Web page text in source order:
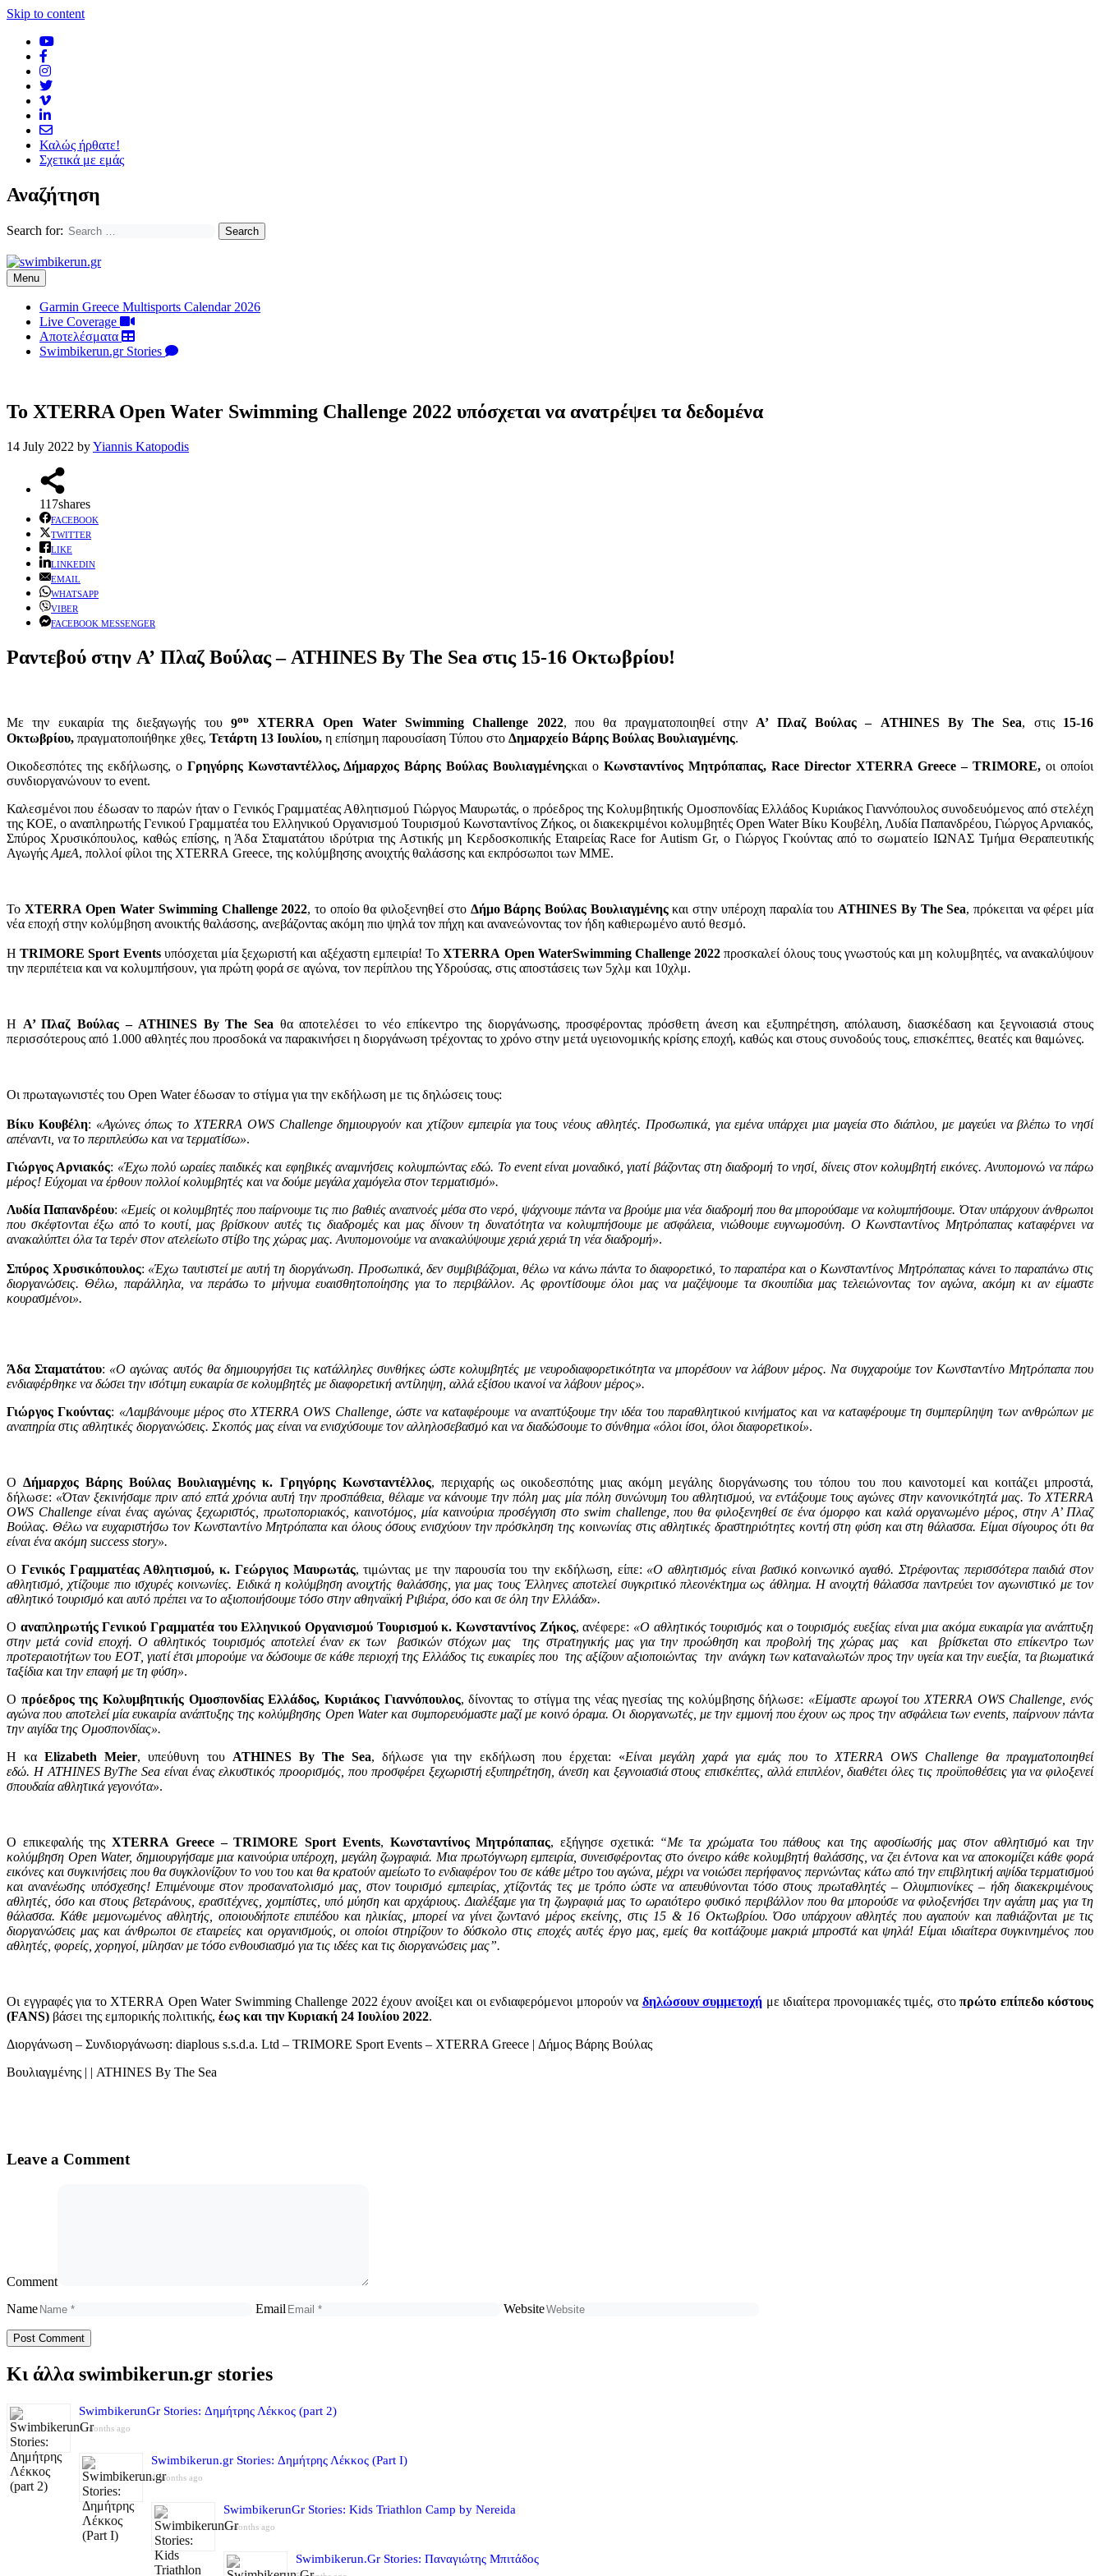
Skip to content
Καλώς ήρθατε!
Σχετικά με εμάς
Αναζήτηση
Search for:
Menu
Garmin Greece Multisports Calendar 2026
Live Coverage
Αποτελέσματα
Swimbikerun.gr Stories
Το XTERRA Open Water Swimming Challenge 2022 υπόσχεται να ανατρέψει τα δεδομένα
14 July 2022 byYiannis Katopodis
117shares
FACEBOOK
TWITTER
LIKE
LINKEDIN
EMAIL
WHATSAPP
VIBER
FACEBOOK MESSENGER
Ραντεβού στην Α’ Πλαζ Βούλας – ATHINES By The Sea στις 15-16 Οκτωβρίου!
Με την ευκαιρία της διεξαγωγής του 9ου XTERRA Open Water Swimming Challenge 2022, που θα πραγματοποιηθεί στηνΑ’ Πλαζ Βούλας – ATHINES By The Sea, στις 15-16
Οκτωβρίου, πραγματοποιήθηκε χθες, Τετάρτη 13 Ιουλίου, η επίσημη παρουσίαση Τύπου στο Δημαρχείο Βάρης Βούλας Βουλιαγμένης.
Οικοδεσπότες της εκδήλωσης, ο Γρηγόρης Κωνσταντέλλος, Δήμαρχος Βάρης Βούλας Βουλιαγμένηςκαι ο Κωνσταντίνος Μητρόπαπας, Race Director XTERRA Greece – TRIMORE, οι οποίοι
συνδιοργανώνουν το event.
Καλεσμένοι που έδωσαν το παρών ήταν ο Γενικός Γραμματέας Αθλητισμού Γιώργος Μαυρωτάς, ο πρόεδρος της Κολυμβητικής Ομοσπονδίας Ελλάδος Κυριάκος Γιαννόπουλος συνοδευόμενος από στελέχη
της ΚΟΕ, ο αναπληρωτής Γενικού Γραμματέα του Ελληνικού Οργανισμού Τουρισμού Κωνσταντίνος Ζήκος, οι διακεκριμένοι κολυμβητές Open Water Βίκυ Κουβέλη, Λυδία Παπανδρέου, Γιώργος Αρνιακός,
Σπύρος Χρυσικόπουλος, καθώς επίσης, η Άδα Σταματάτου ιδρύτρια της Αστικής μη Κερδοσκοπικής Εταιρείας Race for Autism Gr, ο Γιώργος Γκούντας από το σωματείο ΙΩΝΑΣ Τμήμα Θεραπευτικής
Αγωγής ΑμεΑ, πολλοί φίλοι της XTERRA Greece, της κολύμβησης ανοιχτής θαλάσσης και εκπρόσωποι των ΜΜΕ.
Το XTERRA Open Water Swimming Challenge2022, το οποίο θα φιλοξενηθεί στο Δήμο Βάρης Βούλας Βουλιαγμένηςκαι στην υπέροχη παραλία του ATHINES By The Sea, πρόκειται να φέρει μία
νέα εποχή στην κολύμβηση ανοικτής θαλάσσης, ανεβάζοντας ακόμη πιο ψηλά τον πήχη και ανανεώνοντας τον ήδη καθιερωμένο αυτό θεσμό.
ΗTRIMORE Sport Eventsυπόσχεται μία ξεχωριστή και αξέχαστη εμπειρία! ΤοXTERRA Open WaterSwimming Challenge2022 προσκαλεί όλους τους γνωστούς και μη κολυμβητές, να ανακαλύψουν
την περιπέτεια και να κολυμπήσουν, για πρώτη φορά σε αγώνα, τον περίπλου της Υδρούσας, στις αποστάσεις των 5χλμ και 10χλμ.
Η Α’ Πλαζ Βούλας – ATHINES By The Sea θα αποτελέσει το νέο επίκεντρο της διοργάνωσης, προσφέροντας πρόσθετη άνεση και εξυπηρέτηση, απόλαυση, διασκέδαση και ξεγνοιασιά στους
περισσότερους από 1.000 αθλητές που προσδοκά να παρακινήσει η διοργάνωση τρέχοντας το χρόνο στην μετά υγειονομικής κρίσης εποχή, καθώς και στους συνοδούς τους, επισκέπτες, θεατές και θαμώνες.
Οι πρωταγωνιστές του Open Water έδωσαν το στίγμα για την εκδήλωση με τις δηλώσεις τους:
Βίκυ Κουβέλη: «Αγώνες όπως το XTERRA OWS Challengeδημιουργούν και χτίζουν εμπειρία για τους νέους αθλητές. Προσωπικά, για εμένα υπάρχει μια μαγεία στο διάπλου, με μαγεύει να βλέπω το νησί
απέναντι, να το περιπλεύσω και να τερματίσω».
Γιώργος Αρνιακός: «Έχω πολύ ωραίες παιδικές και εφηβικές αναμνήσεις κολυμπώντας εδώ. Το event είναι μοναδικό, γιατί βάζοντας στη διαδρομή το νησί, δίνεις στον κολυμβητή εικόνες. Ανυπομονώ να πάρω
μέρος! Εύχομαι να έρθουν πολλοί κολυμβητές και να δούμε μεγάλα χαμόγελα στον τερματισμό».
Λυδία Παπανδρέου: «Εμείς οι κολυμβητές που παίρνουμε τις πιο βαθιές αναπνοές μέσα στο νερό, ψάχνουμε πάντα να βρούμε μια νέα διαδρομή που θα μπορούσαμε να κολυμπήσουμε. Όταν υπάρχουν άνθρωποι
που σκέφτονται έξω από το κουτί, μας βρίσκουν αυτές τις διαδρομές και μας δίνουν τη δυνατότητα να κολυμπήσουμε με ασφάλεια, νιώθουμε ευγνωμοσύνη. Ο Κωνσταντίνος Μητρόπαπας καταφέρνει να
ανακαλύπτει όλα τα τερέν στον ατελείωτο στίβο της χώρας μας. Ανυπομονούμε να ανακαλύψουμε χεριά χεριά τη νέα διαδρομή».
Σπύρος Χρυσικόπουλος: «Έχω ταυτιστεί με αυτή τη διοργάνωση. Προσωπικά, δεν συμβιβάζομαι, θέλω να κάνω πάντα το διαφορετικό, το παραπέρα και ο Κωνσταντίνος Μητρόπαπας κάνει το παραπάνω στις
διοργανώσεις. Θέλω, παράλληλα, να περάσω το μήνυμα ευαισθητοποίησης για το περιβάλλον. Ας φροντίσουμε όλοι μας να μαζέψουμε τα σκουπίδια μας τελειώνοντας τον αγώνα, ακόμη κι αν είμαστε
κουρασμένοι».
Άδα Σταματάτου: «Ο αγώνας αυτός θα δημιουργήσει τις κατάλληλες συνθήκες ώστε κολυμβητές με νευροδιαφορετικότητα να μπορέσουν να λάβουν μέρος. Να συγχαρούμε τον Κωνσταντίνο Μητρόπαπα που
ενδιαφέρθηκε να δώσει την ισότιμη ευκαιρία σε κολυμβητές με διαφορετική αντίληψη, αλλά εξίσου ικανοί να λάβουν μέρος».
Γιώργος Γκούντας: «Λαμβάνουμε μέρος στο XTERRA OWS Challenge, ώστε να καταφέρουμε να αναπτύξουμε την ιδέα του παραθλητικού κινήματος και να καταφέρουμε τη συμπερίληψη των ανθρώπων με
αναπηρία στις αθλητικές διοργανώσεις. Σκοπός μας είναι να ενισχύσουμε τον αλληλοσεβασμό και να διαδώσουμε το σύνθημα «όλοι ίσοι, όλοι διαφορετικοί».
ΟΔήμαρχος Βάρης Βούλας Βουλιαγμένης κ. Γρηγόρης Κωνσταντέλλος, περιχαρής ως οικοδεσπότης μιας ακόμη μεγάλης διοργάνωσης του τόπου του που καινοτομεί και κοιτάζει μπροστά,
δήλωσε: «Όταν ξεκινήσαμε πριν από επτά χρόνια αυτή την προσπάθεια, θέλαμε να κάνουμε την πόλη μας μία πόλη συνώνυμη του αθλητισμού, να εντάξουμε τους αγώνες στην κανονικότητά μας. Το XTERRA
OWS Challenge είναι ένας αγώνας ξεχωριστός, πρωτοποριακός, καινοτόμος, μία καινούρια προσέγγιση στο swim challenge, που θα φιλοξενηθεί σε ένα όμορφο και καλά οργανωμένο μέρος, στην Α’ Πλαζ
Βούλας. Θέλω να ευχαριστήσω τον Κωνσταντίνο Μητρόπαπα και όλους όσους ενισχύουν την πρόσκληση της κοινωνίας στις αθλητικές δραστηριότητες κοντή στη φύση και στη θάλασσα. Είμαι σίγουρος ότι θα
είναι ένα ακόμη success story».
Ο Γενικός Γραμματέας Αθλητισμού, κ. Γεώργιος Μαυρωτάς, τιμώντας με την παρουσία του την εκδήλωση, είπε: «Ο αθλητισμός είναι βασικό κοινωνικό αγαθό. Στρέφοντας περισσότερα παιδιά στον
αθλητισμό, χτίζουμε πιο ισχυρές κοινωνίες. Ειδικά η κολύμβηση ανοιχτής θαλάσσης, για μας τους Έλληνες αποτελεί συγκριτικό πλεονέκτημα ως άθλημα. Η ανοιχτή θάλασσα παντρεύει τον αγωνιστικό με τον
αθλητικό τουρισμό και αυτό πρέπει να το αξιοποιήσουμε τόσο στην αθηναϊκή Ριβιέρα, όσο και σε όλη την Ελλάδα».
Ο αναπληρωτής Γενικού Γραμματέα του Ελληνικού Οργανισμού Τουρισμού κ. Κωνσταντίνος Ζήκος, ανέφερε: «Ο αθλητικός τουρισμός και ο τουρισμός ευεξίας είναι μια ακόμα ευκαιρία για ανάπτυξη
στην μετά covid εποχή. Ο αθλητικός τουρισμός αποτελεί έναν εκ των βασικών στόχων μας της στρατηγικής μας για την προώθηση και προβολή της χώρας μας και βρίσκεται στο επίκεντρο των
προτεραιοτήτων του ΕΟΤ, γιατί έτσι μπορούμε να δώσουμε σε κάθε περιοχή της Ελλάδος τις ευκαιρίες που της αξίζουν αξιοποιώντας την ανάγκη των καταναλωτών προς την υγεία και την ευεξία, τα βιωματικά
ταξίδια και την επαφή με τη φύση».
Ο πρόεδρος της Κολυμβητικής Ομοσπονδίας Ελλάδος, Κυριάκος Γιαννόπουλος, δίνοντας το στίγμα της νέας ηγεσίας της κολύμβησης δήλωσε: «Είμαστε αρωγοί του XTERRA OWS Challenge , ενός
αγώνα που αποτελεί μία ευκαιρία ανάπτυξης της κολύμβησης Open Waterκαι συμπορευόμαστε μαζί με κοινό όραμα. Οι διοργανωτές, με την εμμονή που έχουν ως προς την ασφάλεια τωνevents , παίρνουν πάντα
την αιγίδα της Ομοσπονδίας».
Η καElizabeth Meier, υπεύθυνη του ATHINES By The Sea, δήλωσε για την εκδήλωση που έρχεται: «Είναι μεγάλη χαρά για εμάς που το XTERRA OWS Challengeθα πραγματοποιηθεί
εδώ. Η ATHINES ByThe Sea είναι ένας ελκυστικός προορισμός, που προσφέρει ξεχωριστή εξυπηρέτηση, άνεση και ξεγνοιασιάστους επισκέπτες, αλλά επιπλέον, διαθέτει όλες τις προϋποθέσεις για να φιλοξενεί
σπουδαία αθλητικά γεγονότα».
Ο επικεφαλής τηςXTERRA Greece–TRIMORE Sport Events, Κωνσταντίνος Μητρόπαπας, εξήγησε σχετικά: “Με τα χρώματα του πάθους και της αφοσίωσής μας στον αθλητισμό και την
κολύμβηση Open Water, δημιουργήσαμε μια καινούρια υπέροχη, μεγάλη ζωγραφιά. Μια πρωτόγνωρη εμπειρία, συνεισφέροντας στο όνειρο κάθε κολυμβητή θαλάσσης, να ζει έντονα και να αποκομίζει κάθε φορά
εικόνες και συγκινήσεις που θα συγκλονίζουν το νου του και θα κρατούν αμείωτο το ενδιαφέρον του σε κάθε μέτρο του αγώνα, μέχρι να νοιώσει περήφανος περνώντας κάτω από την επιβλητική αψίδα τερματισμού
και ανανέωσης υπόσχεσης! Επιμένουμε στον προσανατολισμό μας, στον τουρισμό εμπειρίας, χτίζοντάς τες με τρόπο ώστε να απευθύνονται τόσο στους πρωταθλητές – Ολυμπιονίκες – ήδη διακεκριμένους
αθλητές, όσο και στους βετεράνους, ερασιτέχνες, χομπίστες, υπό μύηση και αρχάριους. Διαλέξαμε για τη ζωγραφιά μας το ωραιότερο φυσικό περιβάλλον που θα μπορούσε να φιλοξενήσει την αγάπη μας για τη
θάλασσα. Κάθε μεμονωμένος αθλητής, οποιουδήποτε επιπέδου και ηλικίας, μπορεί να γίνει ζωντανό μέρος εκείνης, στις 15 & 16 Οκτωβρίου. Όσο υπάρχουν αθλητές που αγαπούν και παθιάζονται με τις
διοργανώσεις μας και άνθρωποι σε εταιρείες και οργανισμούς, οι οποίοι στηρίζουν το δύσκολο στις εποχές αυτές έργο μας, εμείς θα κοιτάζουμε μακριά μπροστά και ψηλά! Είμαι ιδιαίτερα συγκινημένος που
αθλητές, φορείς, χορηγοί, μίλησαν με τόσο ενθουσιασμό για τις ιδέες και τις διοργανώσεις μας”.
Οι εγγραφές για το XTERRA Open Water Swimming Challenge 2022 έχουν ανοίξει και οι ενδιαφερόμενοι μπορούν να δηλώσουν συμμετοχή με ιδιαίτερα προνομιακές τιμές, στο πρώτο επίπεδο κόστους
(FANS) βάσει της εμπορικής πολιτικής, έως και την Κυριακή 24 Ιουλίου 2022.
Διοργάνωση – Συνδιοργάνωση: diaplous s.s.d.a. Ltd – TRIMORE Sport Events – XTERRA Greece | Δήμος Βάρης Βούλας
Βουλιαγμένης | | ATHINES By The Sea
Leave a Comment
Comment
Name
Email Website
Κι άλλα swimbikerun.gr stories
SwimbikerunGr Stories: Δημήτρης Λέκκος (part 2)
4 months ago
Swimbikerun.gr Stories: Δημήτρης Λέκκος (Part I)
4 months ago
SwimbikerunGr Stories: Kids Triathlon Camp by Nereida
5 months ago
Swimbikerun.Gr Stories: Παναγιώτης Μπιτάδος